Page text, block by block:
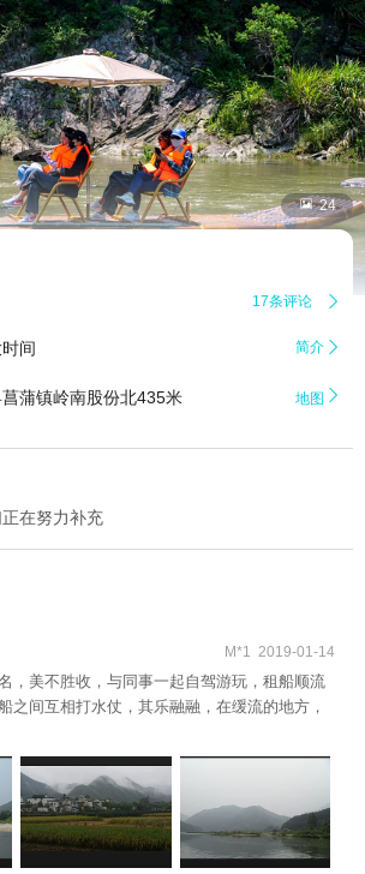
 24
17条评论 
间 简介 
蒲镇岭南股份北435米 地图 
在努力补充
M*1 2019-01-14
，美不胜收，与同事一起自驾游玩，租船顺流
之间互相打水仗，其乐融融，在缓流的地方，